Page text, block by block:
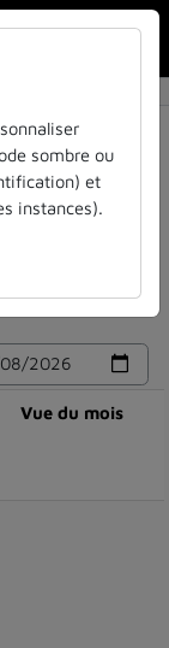
Session
education
Vue du mois
sombre ou
et
instances).